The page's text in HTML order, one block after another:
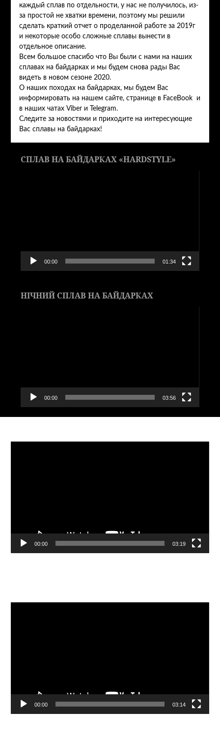
каждый сплав по отдельности, у нас не получилось, из-
за простой не хватки времени, поэтому мы решили
сделать краткий отчет о проделанной работе за 2019г
и некоторые особо сложные сплавы вынести в
отдельное описание.
Всем большое спасибо что Вы были с нами на наших
сплавах на байдарках и мы будем снова рады Вас
видеть в новом сезоне 2020.
О наших походах на байдарках, мы будем Вас
информировать на нашем сайте, странице в FaceBook и
в наших чатах Viber и Telegram.
Следите за новостями и приходите на интересующие
Вас сплавы на байдарках!
СПЛАВ НА БАЙДАРКАХ «HARDSTYLE»
00:00 01:34
НІЧНИЙ СПЛАВ НА БАЙДАРКАХ
00:00 03:56
00:00 03:19
00:00 03:14